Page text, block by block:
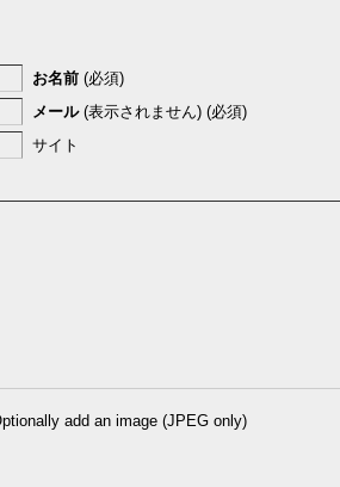
お名前 (必須)
メール(表示されません) (必須)
サイト
add an image (JPEG only)